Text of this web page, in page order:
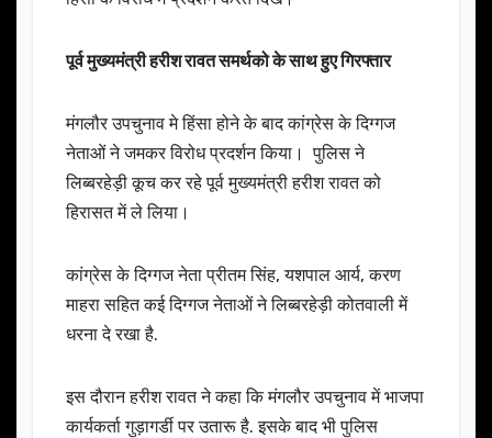
पूर्व मुख्यमंत्री हरीश रावत समर्थको के साथ हुए गिरफ्तार
मंगलौर उपचुनाव मे हिंसा होने के बाद कांग्रेस के दिग्गज
नेताओं ने जमकर विरोध प्रदर्शन किया। पुलिस ने
लिब्बरहेड़ी कूच कर रहे पूर्व मुख्यमंत्री हरीश रावत को
हिरासत में ले लिया।
कांग्रेस के दिग्गज नेता प्रीतम सिंह, यशपाल आर्य, करण
माहरा सहित कई दिग्गज नेताओं ने लिब्बरहेड़ी कोतवाली में
धरना दे रखा है.
इस दौरान हरीश रावत ने कहा कि मंगलौर उपचुनाव में भाजपा
कार्यकर्ता गुड़ागर्डी पर उतारू है. इसके बाद भी पुलिस